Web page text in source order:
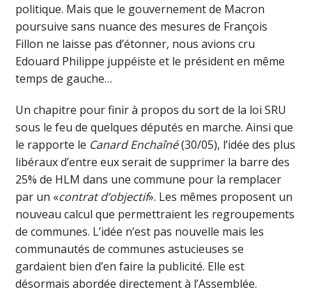
politique. Mais que le gouvernement de Macron
poursuive sans nuance des mesures de François
Fillon ne laisse pas d’étonner, nous avions cru
Edouard Philippe juppéiste et le président en même
temps de gauche…
Un chapitre pour finir à propos du sort de la loi SRU
sous le feu de quelques députés en marche. Ainsi que
le rapporte le Canard Enchaîné(30/05), l’idée des plus
libéraux d’entre eux serait de supprimer la barre des
25% de HLM dans une commune pour la remplacer
par un «contrat d’objectif». Les mêmes proposent un
nouveau calcul que permettraient les regroupements
de communes. L’idée n’est pas nouvelle mais les
communautés de communes astucieuses se
gardaient bien d’en faire la publicité. Elle est
désormais abordée directement à l’Assemblée.